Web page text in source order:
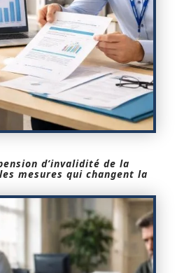
d’invalidité de la
mesures qui changent la